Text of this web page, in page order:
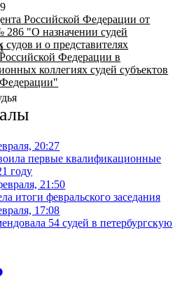
Российской Федерации от
286 "О назначении судей
судов и о представителях
Федерации в
коллегиях судей субъектов
20:27
первые квалификационные
году
21:50
итоги февральского заседания
17:08
54 судей в петербургскую